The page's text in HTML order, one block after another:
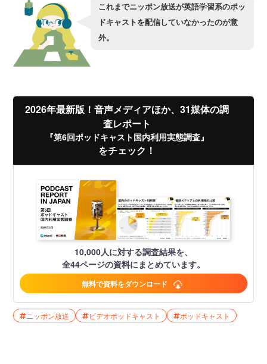
これまでニッポン放送が英語学習系のポッ
ドキャストを配信していなかったのが意
外。
2026年最新版！音声メディアほか、31媒体の調
査レポート
『第6回ポッドキャスト国内利用実態調査』
をチェック！
10,000人に対する調査結果を、
全44ページの資料にまとめています。
無料で資料をダウンロード
ニッポン放送 ビデオポッドキャスト ポッドキャスト